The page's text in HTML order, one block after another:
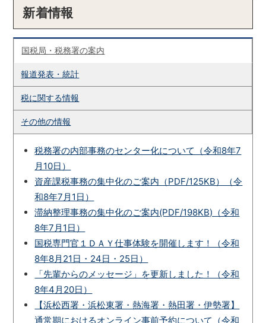
新着情報
国税局・税務署の案内
報道発表・統計
税に関する情報
その他の情報
税務署の内部事務のセンター化について（令和8年7
月10日）
資産課税事務の集中化のご案内（PDF/125KB）（令
和8年7月1日）
滞納整理事務の集中化のご案内(PDF/198KB)（令和
8年7月1日）
国税専門官１ＤＡＹ仕事体験を開催します！（令和
8年8月21日・24日・25日）
「先輩からのメッセージ」を更新しました！（令和
8年4月20日）
【浜松西署・浜松東署・熱海署・熱田署・伊勢署】
通常期におけるオンライン事前予約について（令和